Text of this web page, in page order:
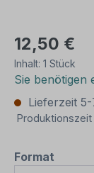
12,50 €
Inhalt: 1 Stück
Sie benötigen
Lieferzeit
Format